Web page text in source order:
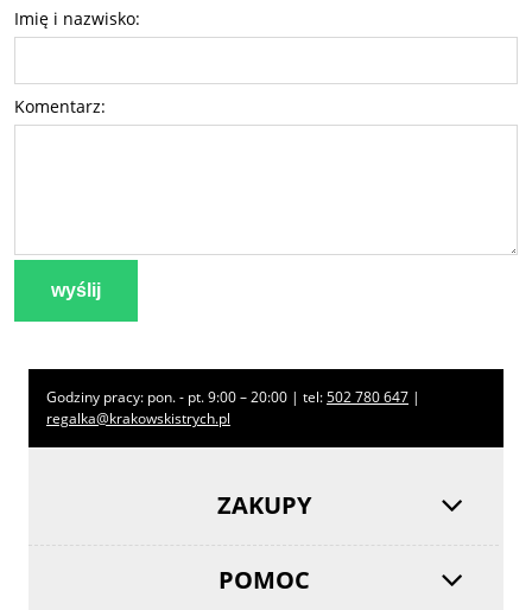
Imię i nazwisko:
Komentarz:
wyślij
Godziny pracy: pon. - pt. 9:00 – 20:00 | tel:502 780 647 |
regalka@krakowskistrych.pl
ZAKUPY
POMOC